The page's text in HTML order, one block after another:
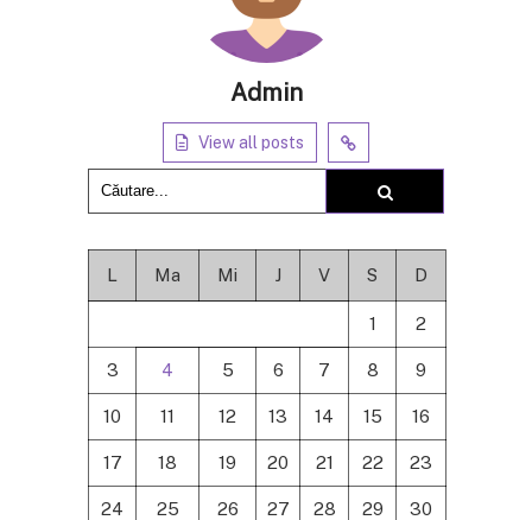
Admin
View all posts
L Ma Mi J V S D
1 2
3 4 5 6 7 8 9
10 11 12 13 14 15 16
17 18 19 20 21 22 23
24 25 26 27 28 29 30